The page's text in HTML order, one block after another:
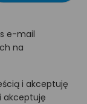
e-mail
na
i akceptuję
i akceptuję